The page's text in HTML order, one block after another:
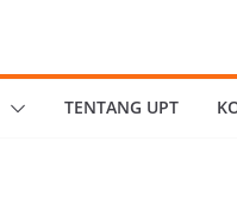
TENTANG UPT